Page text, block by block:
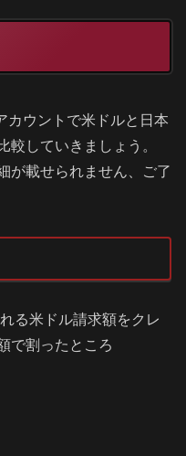
カウントで米ドルと日本
較していきましょう。
が載せられません、ご了
る米ドル請求額をクレ
で割ったところ